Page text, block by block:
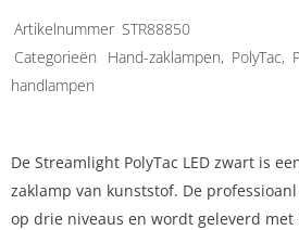
Artikelnummer STR88850
Categorieën
Hand-zaklampen, PolyTac,
handlampen
De Streamlight PolyTac LED zwart is
zaklamp van kunststof. De
op drie niveaus en wordt geleverd met